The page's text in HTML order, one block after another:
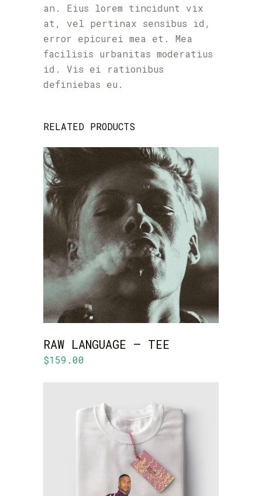
an. Eius lorem tincidunt vix
at, vel pertinax sensibus id,
error epicurei mea et. Mea
facilisis urbanitas moderatius
id. Vis ei rationibus
definiebas eu.
RELATED PRODUCTS
ADD TO CART
RAW LANGUAGE – TEE
$159.00
ADD TO CART